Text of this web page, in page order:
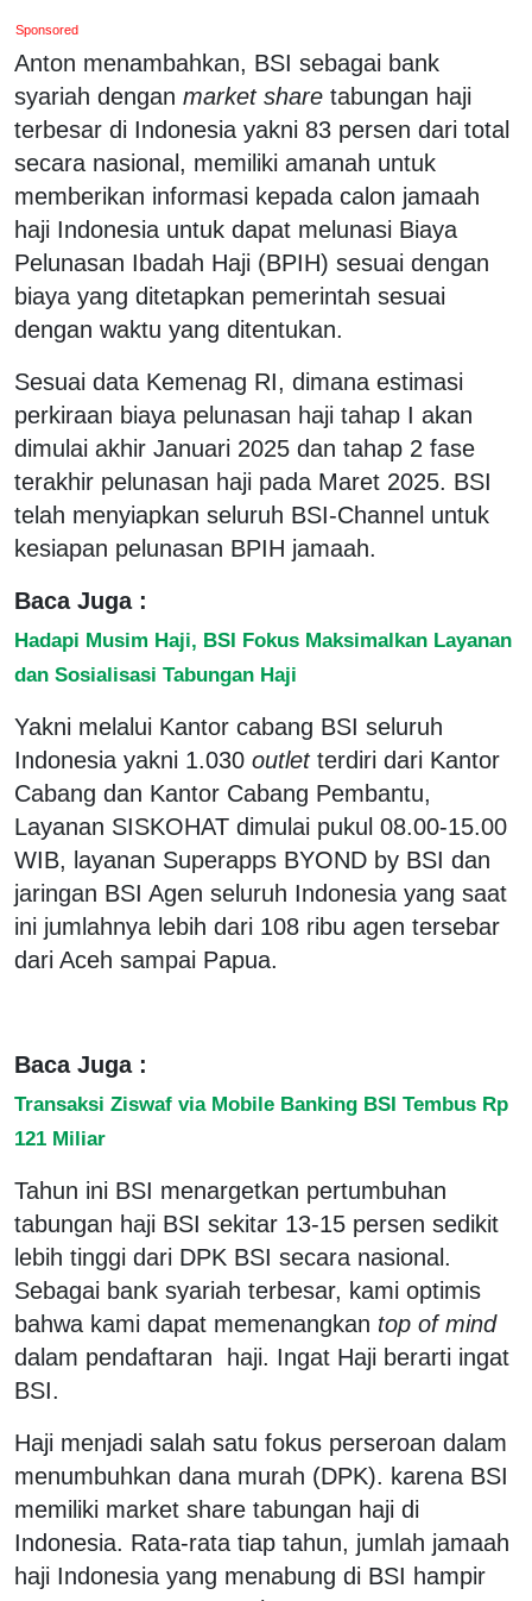
Sponsored
Anton menambahkan, BSI sebagai bank
syariah dengan market share tabungan haji
terbesar di Indonesia yakni 83 persen dari total
secara nasional, memiliki amanah untuk
memberikan informasi kepada calon jamaah
haji Indonesia untuk dapat melunasi Biaya
Pelunasan Ibadah Haji (BPIH) sesuai dengan
biaya yang ditetapkan pemerintah sesuai
dengan waktu yang ditentukan.
Sesuai data Kemenag RI, dimana estimasi
perkiraan biaya pelunasan haji tahap I akan
dimulai akhir Januari 2025 dan tahap 2 fase
terakhir pelunasan haji pada Maret 2025. BSI
telah menyiapkan seluruh BSI-Channel untuk
kesiapan pelunasan BPIH jamaah.
Baca Juga :
Hadapi Musim Haji, BSI Fokus Maksimalkan Layanan
dan Sosialisasi Tabungan Haji
Yakni melalui Kantor cabang BSI seluruh
Indonesia yakni 1.030 outletterdiri dari Kantor
Cabang dan Kantor Cabang Pembantu,
Layanan SISKOHAT dimulai pukul 08.00-15.00
WIB, layanan Superapps BYOND by BSI dan
jaringan BSI Agen seluruh Indonesia yang saat
ini jumlahnya lebih dari 108 ribu agen tersebar
dari Aceh sampai Papua.
Baca Juga :
Transaksi Ziswaf via Mobile Banking BSI Tembus Rp
121 Miliar
Tahun ini BSI menargetkan pertumbuhan
tabungan haji BSI sekitar 13-15 persen sedikit
lebih tinggi dari DPK BSI secara nasional.
Sebagai bank syariah terbesar, kami optimis
bahwa kami dapat memenangkan top of mind
dalam pendaftaran haji. Ingat Haji berarti ingat
BSI.
Haji menjadi salah satu fokus perseroan dalam
menumbuhkan dana murah (DPK). karena BSI
memiliki market share tabungan haji di
Indonesia. Rata-rata tiap tahun, jumlah jamaah
haji Indonesia yang menabung di BSI hampir